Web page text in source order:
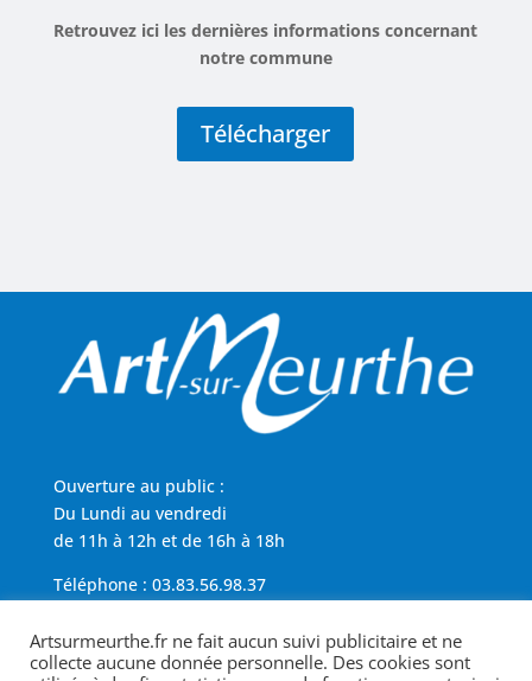
Retrouvez ici les dernières informations concernant
notre commune
Télécharger
Ouverture au public :
Du Lundi au vendredi
de 11h à 12h et de 16h à 18h
Téléphone : 03.83.56.98.37
Région Grand Est
Politique de cookies
Artsurmeurthe.fr ne fait aucun suivi publicitaire et ne
collecte aucune donnée personnelle. Des cookies sont